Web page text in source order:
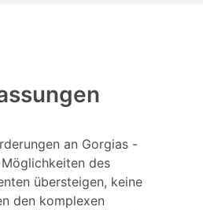
an Gorgias -
des
übersteigen, keine
den komplexen